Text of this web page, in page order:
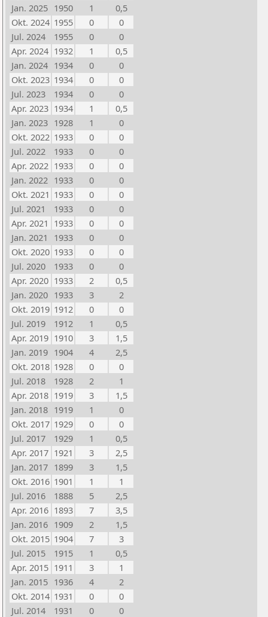
Jan. 2025 1950 1
0,5
Okt. 2024 1955 0
0
Jul. 2024
1955 0
0
Apr. 2024 1932 1
0,5
Jan. 2024 1934 0
0
Okt. 2023 1934 0
0
Jul. 2023
1934 0
0
Apr. 2023 1934 1
0,5
Jan. 2023 1928 1
0
Okt. 2022 1933 0
0
Jul. 2022
1933 0
0
Apr. 2022 1933 0
0
Jan. 2022 1933 0
0
Okt. 2021 1933 0
0
Jul. 2021
1933 0
0
Apr. 2021 1933 0
0
Jan. 2021
1933 0
0
Okt. 2020 1933 0
0
Jul. 2020
1933 0
0
Apr. 2020 1933 2
0,5
Jan. 2020 1933 3
2
Okt. 2019 1912 0
0
Jul. 2019
1912 1
0,5
Apr. 2019 1910 3
1,5
Jan. 2019 1904 4
2,5
Okt. 2018 1928 0
0
Jul. 2018
1928 2
1
Apr. 2018 1919 3
1,5
Jan. 2018 1919 1
0
Okt. 2017 1929 0
0
Jul. 2017
1929 1
0,5
Apr. 2017 1921 3
2,5
Jan. 2017 1899 3
1,5
Okt. 2016 1901 1
1
Jul. 2016
1888 5
2,5
Apr. 2016 1893 7
3,5
Jan. 2016 1909 2
1,5
Okt. 2015 1904 7
3
Jul. 2015
1915 1
0,5
Apr. 2015 1911 3
1
Jan. 2015 1936 4
2
Okt. 2014 1931 0
0
Jul. 2014
1931 0
0